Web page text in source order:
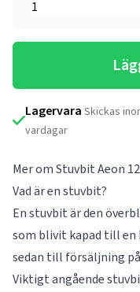
Lagervara Skickas
vardagar
Mer om Stuvbit Aeon
Vad är en stuvbit?
En stuvbit är den
som blivit kapad till en
sedan till försäljning
Viktigt angående